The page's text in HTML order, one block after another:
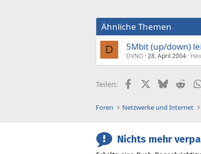
Ähnliche Themen
D 5Mbit (up/down)
DVNO 28. April 2004
Teilen: FacebookX (Twitter)
Bluesky
Foren Netzwerke und Internet
Nichts mehr